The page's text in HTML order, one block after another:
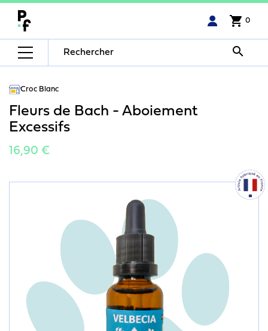
shopping_cart 0

Croc Blanc
Fleurs de Bach - Aboiement
Excessifs
16,90 €